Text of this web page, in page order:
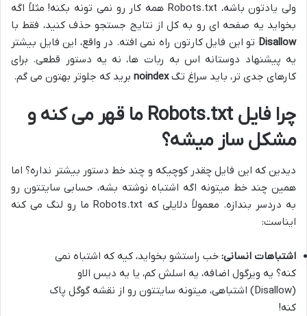
ولی یادتون باشه، Robots.txt همه کار رو نمی تونه بکنه! مثلاً اگه
بخواید یه صفحه ای رو به کل از نتایج جستجو حذف کنید، فقط با
Disallow تو این فایل کارتون راه نمی افته. در واقع، این فایل بیشتر
یه پیشنهاد دوستانه اس به ربات ها، نه یه دستور قطعی. برای
کارهای جدی تر، باید سراغ تگnoindex برید که جلوتر بهتون می گم.
چرا فایل Robots.txt ما قهر می کنه و
مشکل ساز میشه؟
دیدین که این فایل چقدر کوچیکه و چند خط دستور بیشتر نداره؟ اما
همین چند خط میتونه اگه اشتباه نوشته بشه، حسابی سایتتون رو
به دردسر بندازه. معمولاً دلایلی که Robots.txt ما رو لنگ می کنه
ایناست:
اشتباهات انسانی: خب راستشو بخواید، کیه که اشتباه نمی
کنه؟ یه ویرگول اضافه، یه اسلش کم، یا یه دیس الاو
(Disallow) اشتباهی، میتونه سایتتون رو از نقشه گوگل پاک
کنه!